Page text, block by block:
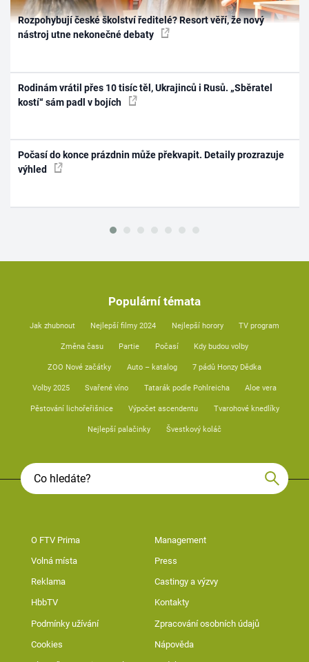
Rozpohybují české školství ředitelé? Resort věří, že nový
nástroj utne nekonečné debaty
Rodinám vrátil přes 10 tisíc těl, Ukrajinců i Rusů. „Sběratel
kostí“ sám padl v bojích
Počasí do konce prázdnin může překvapit. Detaily prozrazuje
výhled
Populární témata
Jak zhubnout Nejlepší filmy 2024 Nejlepší horory TV program
Změna času Partie Počasí Kdy budou volby
ZOO Nové začátky Auto – katalog 7 pádů Honzy Dědka
Volby 2025 Svařené víno Tatarák podle Pohlreicha Aloe vera
Pěstování lichořeřišnice Výpočet ascendentu Tvarohové knedlíky
Nejlepší palačinky Švestkový koláč
O FTV Prima Management
Volná místa Press
Reklama Castingy a výzvy
HbbTV Kontakty
Podmínky užívání Zpracování osobních údajů
Cookies Nápověda